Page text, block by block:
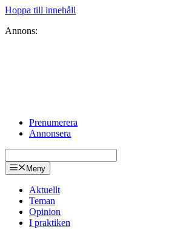
Hoppa till innehåll
Annons:
Prenumerera
Annonsera
Meny
Aktuellt
Teman
Opinion
I praktiken